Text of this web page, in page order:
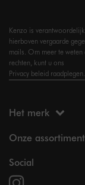
Kenzo is
hierboven vergaarde
mails. Om meer te
rechten, kunt u ons
Privacy beleid raadplegen.
Het merk
Onze
Social